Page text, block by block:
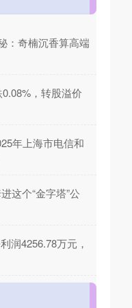
：奇楠沉香算高端
，转股溢价
年上海市电信和
这个“金字塔”公
润4256.78万元，